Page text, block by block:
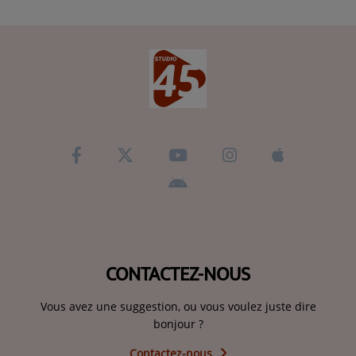
CONTACTEZ-NOUS
Vous avez une suggestion, ou vous voulez juste dire
bonjour ?
Contactez-nous